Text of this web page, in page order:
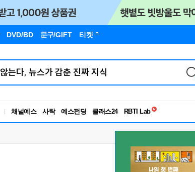
DVD/BD 문구/GIFT 티켓
채널예스 사락 예스펀딩 클래스24
RBTI Lab
독서유형검사